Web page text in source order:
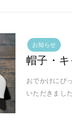
お知らせ
帽子・キ
おでかけにぴ
いただきまし